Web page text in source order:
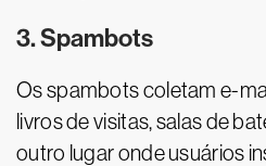
3. Spambots
Os spambots coletam e-
livros de visitas, salas de
outro lugar onde usuários